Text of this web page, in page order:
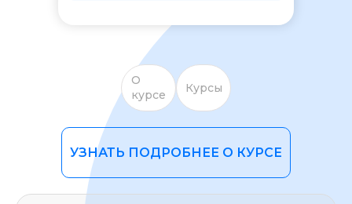
О
курсе
Курсы
УЗНАТЬ ПОДРОБНЕЕ О КУРСЕ
ОСТАВИТЬ ОТЗЫВ